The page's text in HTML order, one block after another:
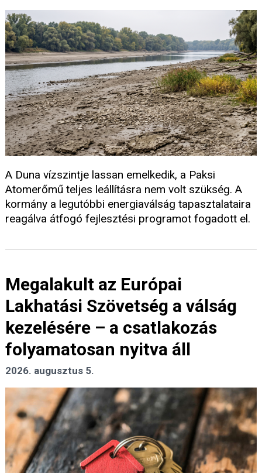
A Duna vízszintje lassan emelkedik, a Paksi
Atomerőmű teljes leállításra nem volt szükség. A
kormány a legutóbbi energiaválság tapasztalataira
reagálva átfogó fejlesztési programot fogadott el.
Megalakult az Európai
Lakhatási Szövetség a válság
kezelésére – a csatlakozás
folyamatosan nyitva áll
2026. augusztus 5.